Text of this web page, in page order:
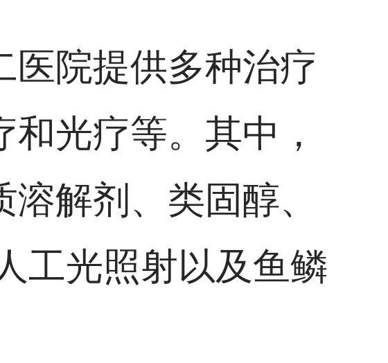
医院提供多种治疗
光疗等。其中，
解剂、类固醇、
工光照射以及鱼鳞